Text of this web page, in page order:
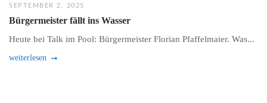
SEPTEMBER 2, 2025
Bürgermeister fällt ins Wasser
Heute bei Talk im Pool: Bürgermeister Florian Pfaffelmaier. Was...
weiterlesen